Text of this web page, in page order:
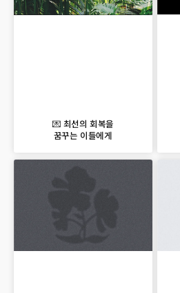
💌 최선의 회복을
꿈꾸는 이들에게